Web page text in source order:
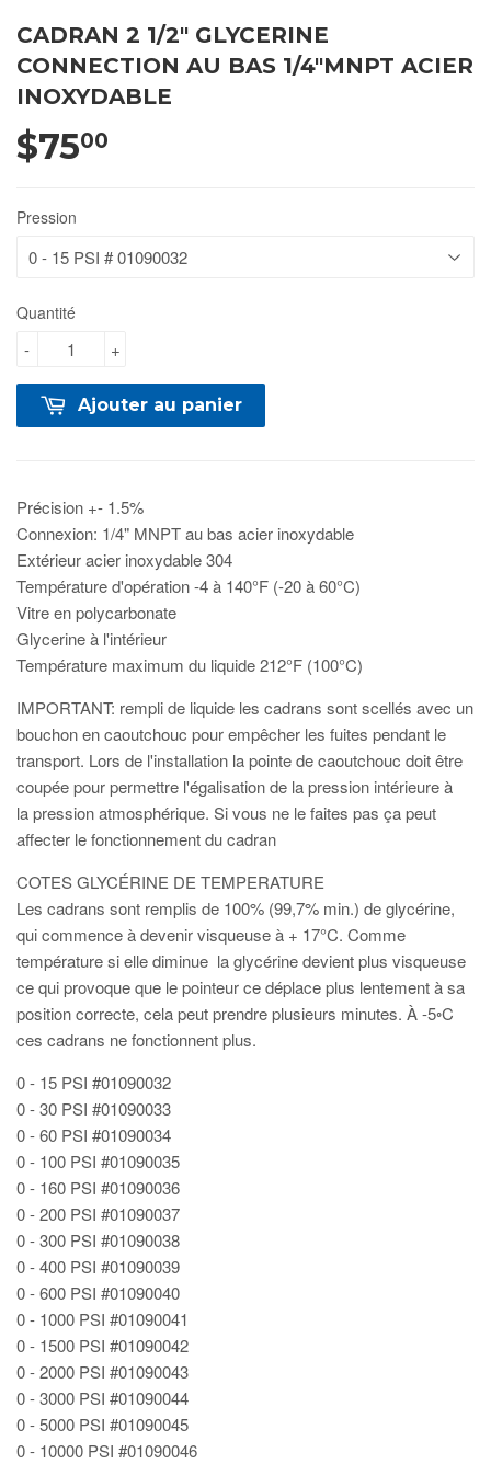
CADRAN 2 1/2" GLYCERINE
CONNECTION AU BAS 1/4"MNPT ACIER
INOXYDABLE
$7500
Pression
Quantité
+
-
Ajouter au panier
Précision +- 1.5%
Connexion: 1/4" MNPT au bas acier inoxydable
Extérieur acier inoxydable 304
Température d'opération -4 à 140°F (-20 à 60°C)
Vitre en polycarbonate
Glycerine à l'intérieur
Température maximum du liquide 212°F (100°C)
IMPORTANT: rempli de liquide les cadrans sont scellés avec un
bouchon en caoutchouc pour empêcher les fuites pendant le
transport. Lors de l'installation la pointe de caoutchouc doit être
coupée pour permettre l'égalisation de la pression intérieure à
la pression atmosphérique. Si vous ne le faites pas ça peut
affecter le fonctionnement du cadran
COTES GLYCÉRINE DE TEMPERATURE
Les cadrans sont remplis de 100% (99,7% min.) de glycérine,
qui commence à devenir visqueuse à + 17°C. Comme
température si elle diminue la glycérine devient plus visqueuse
ce qui provoque que le pointeur ce déplace plus lentement à sa
position correcte, cela peut prendre plusieurs minutes. À -5◦C
ces cadrans ne fonctionnent plus.
0 - 15 PSI #01090032
0 - 30 PSI #01090033
0 - 60 PSI #01090034
0 - 100 PSI #01090035
0 - 160 PSI #01090036
0 - 200 PSI #01090037
0 - 300 PSI #01090038
0 - 400 PSI #01090039
0 - 600 PSI #01090040
0 - 1000 PSI #01090041
0 - 1500 PSI #01090042
0 - 2000 PSI #01090043
0 - 3000 PSI #01090044
0 - 5000 PSI #01090045
0 - 10000 PSI #01090046